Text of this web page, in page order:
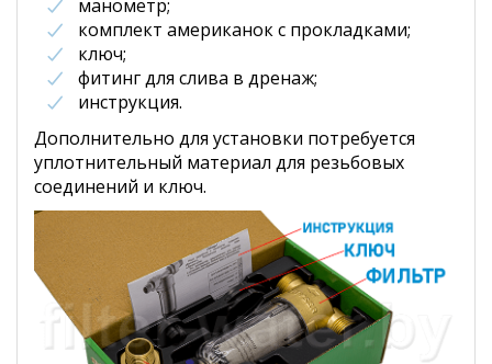
манометр;
комплект американок с прокладками;
ключ;
фитинг для слива в дренаж;
инструкция.
Дополнительно для установки потребуется
уплотнительный материал для резьбовых
соединений и ключ.